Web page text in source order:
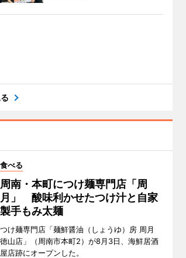
食べる
周南・本町につけ麺専門店「周
月」 酸味利かせたつけ汁と自家
製手もみ太麺
つけ麺専門店「麺鮮醤油（しょうゆ）房 周月
徳山店」（周南市本町2）が8月3日、海鮮居酒
屋店跡にオープンした。